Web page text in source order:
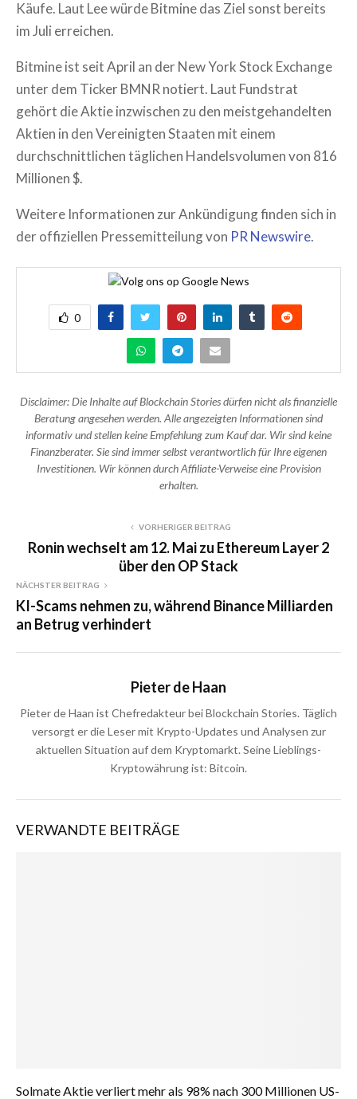
Käufe. Laut Lee würde Bitmine das Ziel sonst bereits
im Juli erreichen.
Bitmine ist seit April an der New York Stock Exchange
unter dem Ticker BMNR notiert. Laut Fundstrat
gehört die Aktie inzwischen zu den meistgehandelten
Aktien in den Vereinigten Staaten mit einem
durchschnittlichen täglichen Handelsvolumen von 816
Millionen $.
Weitere Informationen zur Ankündigung finden sich in
der offiziellen Pressemitteilung von PR Newswire.
0
Disclaimer: Die Inhalte auf Blockchain Stories dürfen nicht als finanzielle
Beratung angesehen werden. Alle angezeigten Informationen sind
informativ und stellen keine Empfehlung zum Kauf dar. Wir sind keine
Finanzberater. Sie sind immer selbst verantwortlich für Ihre eigenen
Investitionen. Wir können durch Affiliate-Verweise eine Provision
erhalten.
VORHERIGER BEITRAG
Ronin wechselt am 12. Mai zu Ethereum Layer 2
über den OP Stack
NÄCHSTER BEITRAG
KI-Scams nehmen zu, während Binance Milliarden
an Betrug verhindert
Pieter de Haan
Pieter de Haan ist Chefredakteur bei Blockchain Stories. Täglich
versorgt er die Leser mit Krypto-Updates und Analysen zur
aktuellen Situation auf dem Kryptomarkt. Seine Lieblings-
Kryptowährung ist: Bitcoin.
VERWANDTE BEITRÄGE
Solmate Aktie verliert mehr als 98% nach 300 Millionen US-